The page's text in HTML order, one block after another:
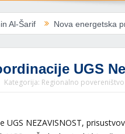
energetska pravila EU:
UGS
Kategorija: Regionalno
UGS NEZAVISNOST,